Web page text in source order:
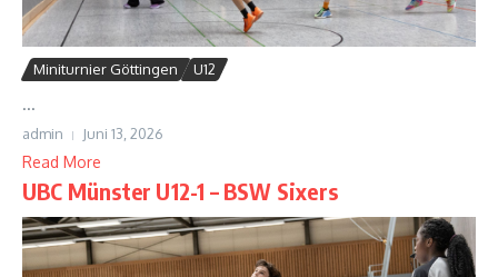
Miniturnier Göttingen U12
...
admin Juni 13, 2026
Read More
UBC Münster U12-1 – BSW Sixers